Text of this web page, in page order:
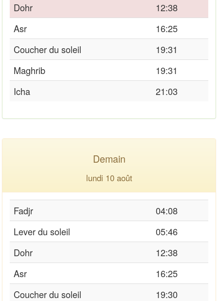
Dohr
12:38
Asr
16:25
Coucher du soleil
19:31
Maghrib
19:31
Icha
21:03
Demain
lundi 10 août
Fadjr
04:08
Lever du soleil
05:46
Dohr
12:38
Asr
16:25
Coucher du soleil
19:30